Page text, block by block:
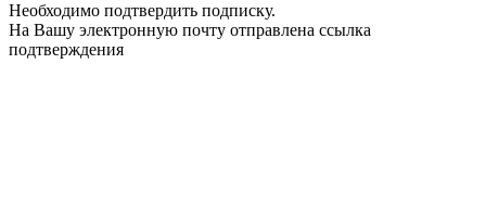
Необходимо подтвердить подписку.
На Вашу электронную почту отправлена ссылка
подтверждения